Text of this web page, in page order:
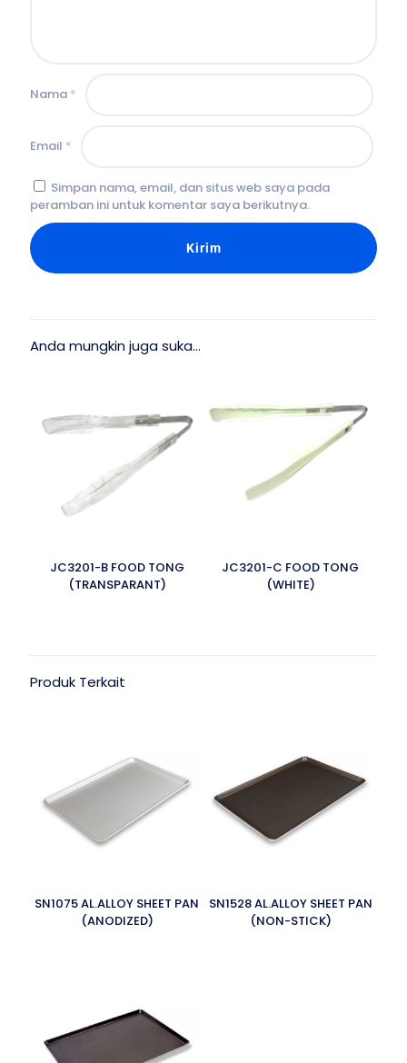
Nama *
Email *
Simpan nama, email, dan situs web saya pada
peramban ini untuk komentar saya berikutnya.
Anda mungkin juga suka…
JC3201-B FOOD TONG
(TRANSPARANT)
JC3201-C FOOD TONG
(WHITE)
Produk Terkait
SN1075 AL.ALLOY SHEET PAN
(ANODIZED)
SN1528 AL.ALLOY SHEET PAN
(NON-STICK)